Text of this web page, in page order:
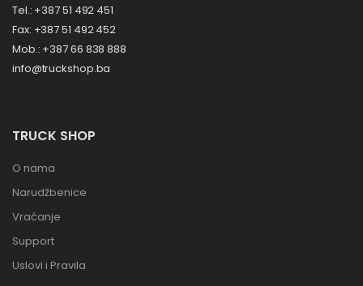
Tel.: +387 51 492 451
Fax: +387 51 492 452
Mob.: +387 66 838 888
info@truckshop.ba
TRUCK SHOP
O nama
Narudžbenice
Vraćanje
Support
Uslovi i Pravila